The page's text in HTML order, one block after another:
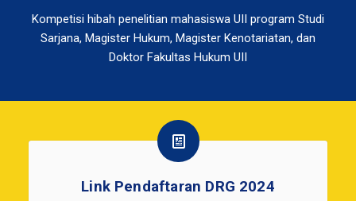
Kompetisi hibah penelitian mahasiswa UII program Studi
Sarjana, Magister Hukum, Magister Kenotariatan, dan
Doktor Fakultas Hukum UII
Link Pendaftaran DRG 2024